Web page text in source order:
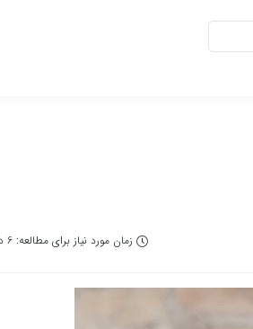
زمان مورد نیاز برای مطالعه: 6 دقیقه